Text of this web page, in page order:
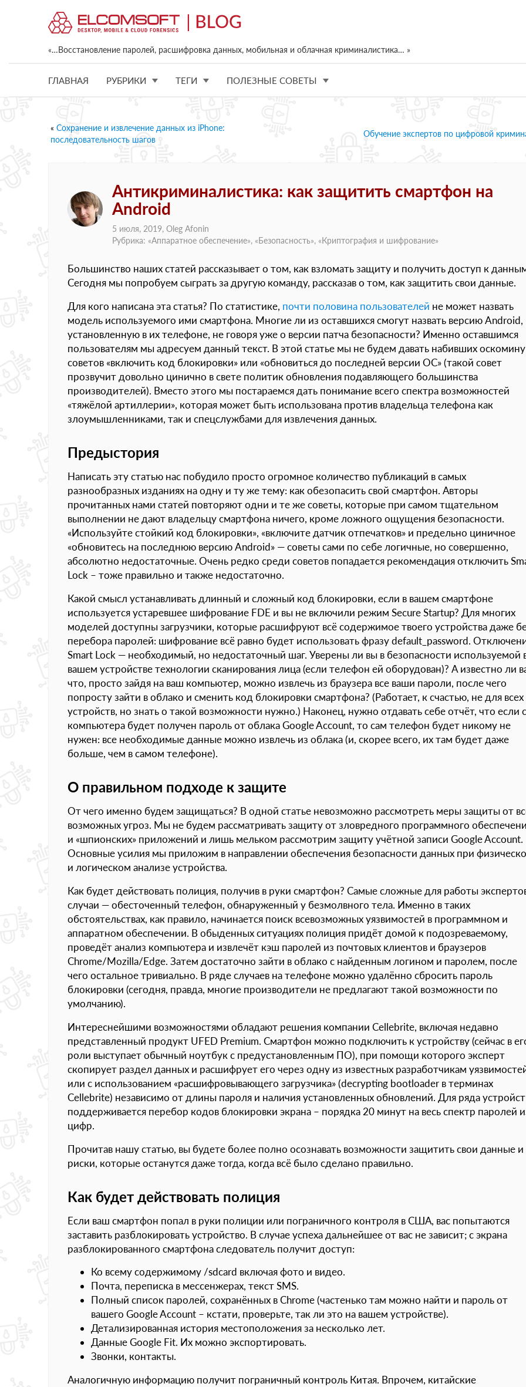
«…Восстановление паролей, расшифровка данных, мобильная и облачная криминалистика… »
ГЛАВНАЯ РУБРИКИ ТЕГИ ПОЛЕЗНЫЕ СОВЕТЫ
« Сохранение и извлечение данных из iPhone:
последовательность шагов
Обучение экспертов по цифровой
Антикриминалистика: как защитить смартфон на
Android
5 июля, 2019, Oleg Afonin
Рубрика: «Аппаратное обеспечение», «Безопасность», «Криптография и шифрование»
Большинство наших статей рассказывает о том, как взломать защиту и получить доступ к
Сегодня мы попробуем сыграть за другую команду, рассказав о том, как защитить свои данные.
Для кого написана эта статья? По статистике, почти половина пользователей не может назвать
модель используемого ими смартфона. Многие ли из оставшихся смогут назвать версию Android,
установленную в их телефоне, не говоря уже о версии патча безопасности? Именно оставшимся
пользователям мы адресуем данный текст. В этой статье мы не будем давать набивших оскомину
советов «включить код блокировки» или «обновиться до последней версии ОС» (такой совет
прозвучит довольно цинично в свете политик обновления подавляющего большинства
производителей). Вместо этого мы постараемся дать понимание всего спектра возможностей
«тяжёлой артиллерии», которая может быть использована против владельца телефона как
злоумышленниками, так и спецслужбами для извлечения данных.
Предыстория
Написать эту статью нас побудило просто огромное количество публикаций в самых
разнообразных изданиях на одну и ту же тему: как обезопасить свой смартфон. Авторы
прочитанных нами статей повторяют одни и те же советы, которые при самом тщательном
выполнении не дают владельцу смартфона ничего, кроме ложного ощущения безопасности.
«Используйте стойкий код блокировки», «включите датчик отпечатков» и предельно циничное
«обновитесь на последнюю версию Android» — советы сами по себе логичные, но совершенно,
абсолютно недостаточные. Очень редко среди советов попадается рекомендация отключить
Lock – тоже правильно и также недостаточно.
Какой смысл устанавливать длинный и сложный код блокировки, если в вашем смартфоне
используется устаревшее шифрование FDE и вы не включили режим Secure Startup? Для многих
моделей доступны загрузчики, которые расшифруют всё содержимое твоего устройства даже
перебора паролей: шифрование всё равно будет использовать фразу default_password.
Smart Lock — необходимый, но недостаточный шаг. Уверены ли вы в безопасности используемой
вашем устройстве технологии сканирования лица (если телефон ей оборудован)? А известно ли
что, просто зайдя на ваш компьютер, можно извлечь из браузера все ваши пароли, после чего
попросту зайти в облако и сменить код блокировки смартфона? (Работает, к счастью, не для всех
устройств, но знать о такой возможности нужно.) Наконец, нужно отдавать себе отчёт, что если с
компьютера будет получен пароль от облака Google Account, то сам телефон будет никому не
нужен: все необходимые данные можно извлечь из облака (и, скорее всего, их там будет даже
больше, чем в самом телефоне).
О правильном подходе к защите
От чего именно будем защищаться? В одной статье невозможно рассмотреть меры защиты от
возможных угроз. Мы не будем рассматривать защиту от зловредного программного
и «шпионских» приложений и лишь мельком рассмотрим защиту учётной записи Google Account.
Основные усилия мы приложим в направлении обеспечения безопасности данных при
и логическом анализе устройства.
Как будет действовать полиция, получив в руки смартфон? Самые сложные для работы
случаи — обесточенный телефон, обнаруженный у безмолвного тела. Именно в таких
обстоятельствах, как правило, начинается поиск всевозможных уязвимостей в программном и
аппаратном обеспечении. В обыденных ситуациях полиция придёт домой к подозреваемому,
проведёт анализ компьютера и извлечёт кэш паролей из почтовых клиентов и браузеров
Chrome/Mozilla/Edge. Затем достаточно зайти в облако с найденным логином и паролем, после
чего остальное тривиально. В ряде случаев на телефоне можно удалённо сбросить пароль
блокировки (сегодня, правда, многие производители не предлагают такой возможности по
умолчанию).
Интереснейшими возможностями обладают решения компании Cellebrite, включая недавно
представленный продукт UFED Premium. Смартфон можно подключить к устройству (сейчас в
роли выступает обычный ноутбук с предустановленным ПО), при помощи которого эксперт
скопирует раздел данных и расшифрует его через одну из известных разработчикам
или с использованием «расшифровывающего загрузчика» (decrypting bootloader в терминах
Cellebrite) независимо от длины пароля и наличия установленных обновлений. Для ряда
поддерживается перебор кодов блокировки экрана – порядка 20 минут на весь спектр паролей
цифр.
Прочитав нашу статью, вы будете более полно осознавать возможности защитить свои данные и
риски, которые останутся даже тогда, когда всё было сделано правильно.
Как будет действовать полиция
Если ваш смартфон попал в руки полиции или пограничного контроля в США, вас попытаются
заставить разблокировать устройство. В случае успеха дальнейшее от вас не зависит; с экрана
разблокированного смартфона следователь получит доступ:
Ко всему содержимому /sdcard включая фото и видео.
Почта, переписка в мессенжерах, текст SMS.
Полный список паролей, сохранённых в Chrome (частенько там можно найти и пароль от
вашего Google Account – кстати, проверьте, так ли это на вашем устройстве).
Детализированная история местоположения за несколько лет.
Данные Google Fit. Их можно экспортировать.
Звонки, контакты.
Аналогичную информацию получит пограничный контроль Китая. Впрочем, китайские